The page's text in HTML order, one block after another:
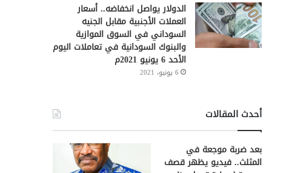
الدولار يواصل انخفاضه.. أسعار
العملات الأجنبية مقابل الجنيه
السوداني في السوق الموازية
والبنوك السودانية في تعاملات اليوم
الأحد 6 يونيو 2021م
6 يونيو، 2021
أحدث المقالات
بعد ضربة موجعة في
المثلث.. فيديو يظهر قصف